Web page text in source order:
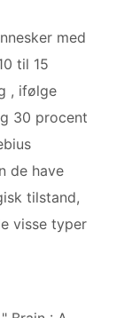
med
til 15
, ifølge
30 procent
de have
tilstand,
visse typer